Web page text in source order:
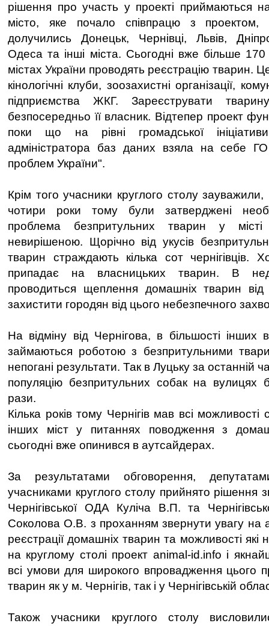
рішення про участь у проекті приймаються
місто, яке почало співпрацю з
долучились Донецьк, Чернівці, Львів,
Одеса та інші міста. Сьогодні вже більше 170
містах України проводять реєстрацію тварин.
кінологічні клуби, зоозахистні організації,
підприємства ЖКГ. Зареєструвати
безпосередньо її власник. Відтепер проект
поки що на рівні громадської
адміністратора баз даних взяла на себе ГО
проблем України".
Крім того учасники круглого столу
чотири роки тому були затверджені
проблема безпритульних тварин у місті
невирішеною. Щорічно від укусів
тварин страждають кілька сот чернігівців.
припадає на власницьких тварин. В
проводиться щеплення домашніх тварин
захистити городян від цього небезпечного
На відміну від Чернігова, в більшості інших
займаються роботою з безпритульними
непогані результати. Так в Луцьку за останній
популяцію безпритульних собак на вулицях
рази.
Кілька років тому Чернігів мав всі
інших міст у питаннях поводження з
сьогодні вже опинився в аутсайдерах.
За результатами обговорення,
учасниками круглого столу прийнято рішення
Чернігівської ОДА Куліча В.П. та
Соколова О.В. з проханням звернути увагу на
реєстрації домашніх тварин та можливості які
на круглому столі проект animal-id.info і
всі умови для широкого впровадження цього
тварин як у м. Чернігів, так і у Чернігівській
Також учасники круглого столу